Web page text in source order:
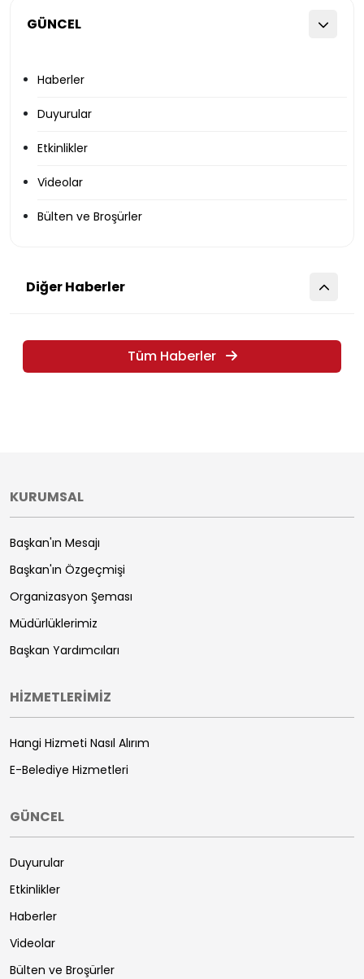
GÜNCEL
Haberler
Duyurular
Etkinlikler
Videolar
Bülten ve Broşürler
Diğer Haberler
Tüm Haberler
KURUMSAL
Başkan'ın Mesajı
Başkan'ın Özgeçmişi
Organizasyon Şeması
Müdürlüklerimiz
Başkan Yardımcıları
HİZMETLERİMİZ
Hangi Hizmeti Nasıl Alırım
E-Belediye Hizmetleri
GÜNCEL
Duyurular
Etkinlikler
Haberler
Videolar
Bülten ve Broşürler